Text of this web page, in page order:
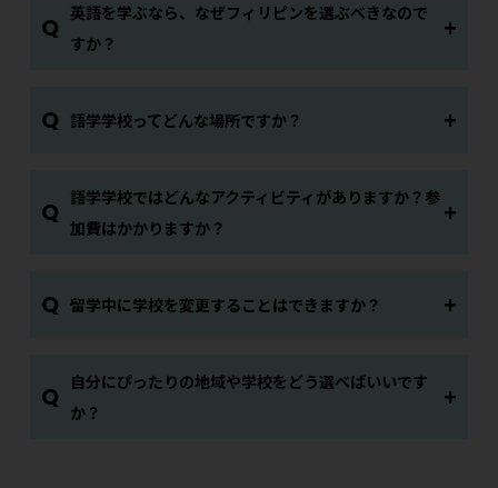
Q 英語を学ぶなら、なぜフィリピンを選ぶべきなので
すか？
Q 語学学校ってどんな場所ですか？
Q 語学学校ではどんなアクティビティがありますか？参
加費はかかりますか？
Q 留学中に学校を変更することはできますか？
Q
自分にぴったりの地域や学校をどう選べばいいです
か？